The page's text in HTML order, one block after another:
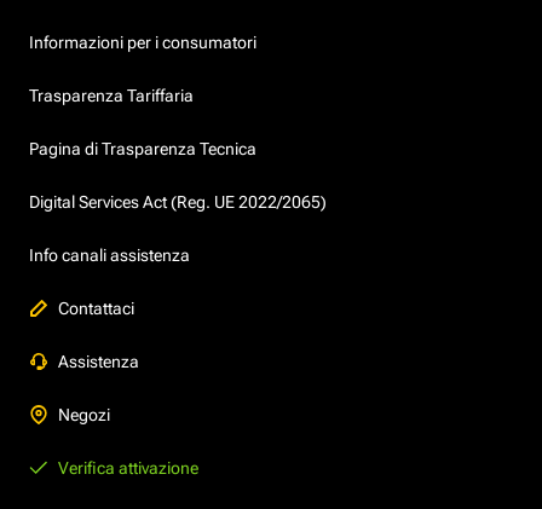
Informazioni per i consumatori
Trasparenza Tariffaria
Pagina di Trasparenza Tecnica
Digital Services Act (Reg. UE 2022/2065)
Info canali assistenza
Contattaci
Assistenza
Negozi
Verifica attivazione